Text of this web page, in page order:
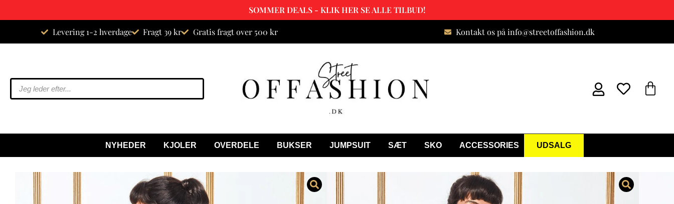
SOMMER DEALS - KLIK HER SE ALLE TILBUD!
Levering 1-2 hverdage Fragt 39 kr Gratis fragt over 500 kr Kontakt os på info@streetoffashion.dk
NYHEDER KJOLER OVERDELE BUKSER JUMPSUIT SÆT SKO ACCESSORIES UDSALG
Esther Midi Kjole Sort